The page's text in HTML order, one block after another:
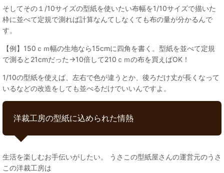
そしてその１/10サイズの型紙を使いたい布幅を1/10サイズで描いた
枠に並べて定規で測れば計算なんてしなくても布の量が分かるんで
す。
【例】150ｃｍ幅の生地なら15cmに四角を書く。型紙を並べて定規
で測ると21cmだった→10倍して210ｃｍの布を買えばOK！
1/10の型紙を使えば、左右で色が違うとか、後ろだけ丈が長くなって
いるなどの改造をしても並べるだけでいいんですよ。
洋裁工房の型紙に込められた情熱
生活を楽しむお手伝いがしたい。 うさこの型紙屋さんの運営元のうさ
この洋裁工房は